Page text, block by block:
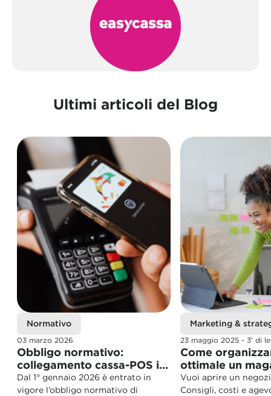
Ultimi articoli del Blog
Normativo
03 marzo 2026
Obbligo normativo:
collegamento cassa-POS in
vigore dal 1° gennaio 2026
Dal 1° gennaio 2026 è entrato in
vigore l’obbligo normativo di
Marketing &
23 maggio 2025 - 3' di
Come
ottimale un
Ecco i sei step
Vuoi aprire un
Consigli, costi e